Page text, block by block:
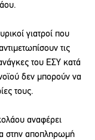
γιατροί που
τις
του ΕΣΥ κατά
δεν μπορούν να
τους.
αναφέρει
στην αποπληρωμή